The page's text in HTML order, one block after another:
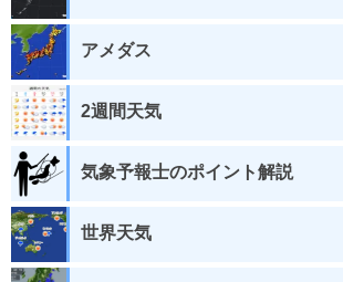
アメダス
2週間天気
気象予報士のポイント解説
世界天気